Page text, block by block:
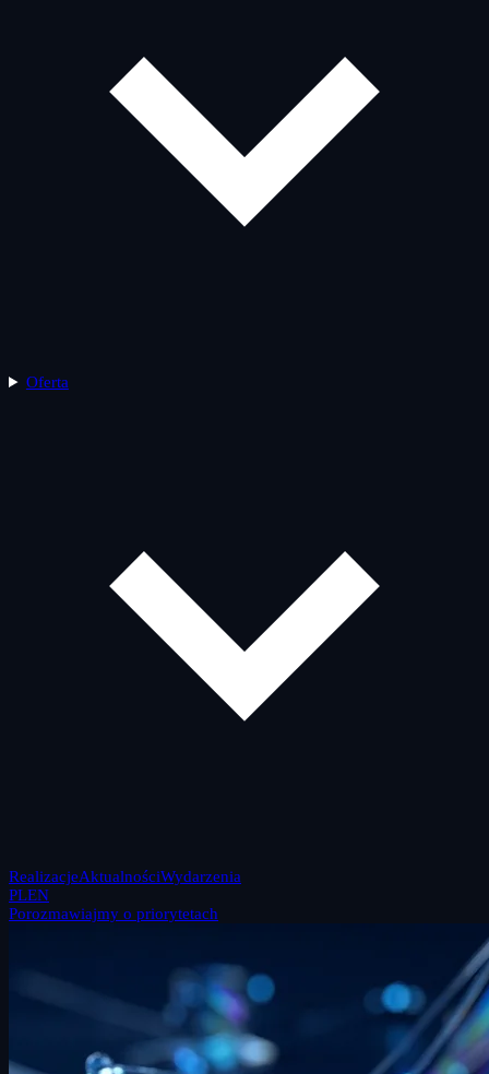
Oferta
RealizacjeAktualnościWydarzenia
PLEN
Porozmawiajmy o priorytetach